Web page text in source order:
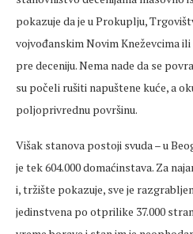
pokazuje da je u Prokuplju,
vojvođanskim Novim Kneževcima
pre deceniju. Nema nade da se
su počeli rušiti napuštene kuće, a
poljoprivrednu površinu.
Višak stanova postoji svuda – u
je tek 604.000 domaćinstava. Za
i, tržište pokazuje, sve je
jedinstvena po otprilike 37.000